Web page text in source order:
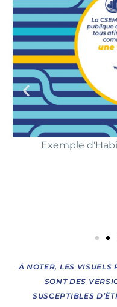
Exemple
À NOTER, LES VISUELS
SONT DES
SUSCEPTIBLES